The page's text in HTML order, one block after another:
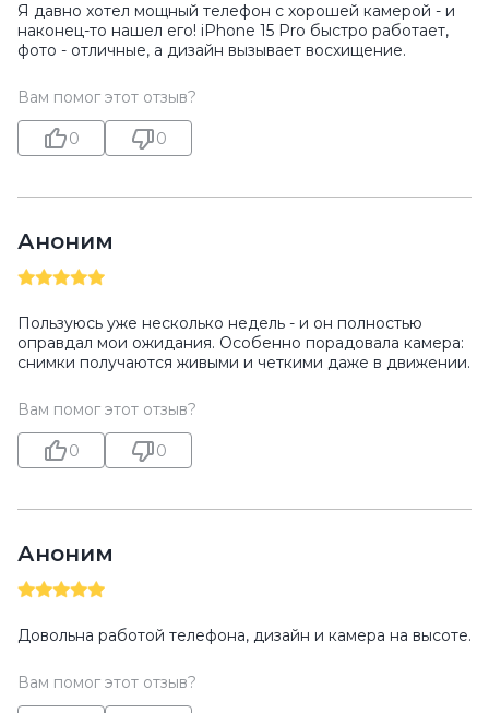
Я давно хотел мощный телефон с хорошей камерой - и
наконец-то нашел его! iPhone 15 Pro быстро работает,
фото - отличные, а дизайн вызывает восхищение.
Вам помог этот отзыв?
0 0
Аноним
Пользуюсь уже несколько недель - и он полностью
оправдал мои ожидания. Особенно порадовала камера:
снимки получаются живыми и четкими даже в движении.
Вам помог этот отзыв?
0 0
Аноним
Довольна работой телефона, дизайн и камера на высоте.
Вам помог этот отзыв?